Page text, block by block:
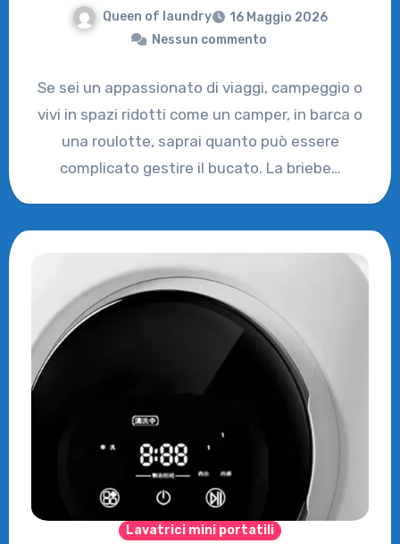
Queen of laundry
16 Maggio 2026
Nessun commento
Se sei un appassionato di viaggi, campeggio o
vivi in spazi ridotti come un camper, in barca o
una roulotte, saprai quanto può essere
complicato gestire il bucato. La briebe…
Lavatrici mini portatili